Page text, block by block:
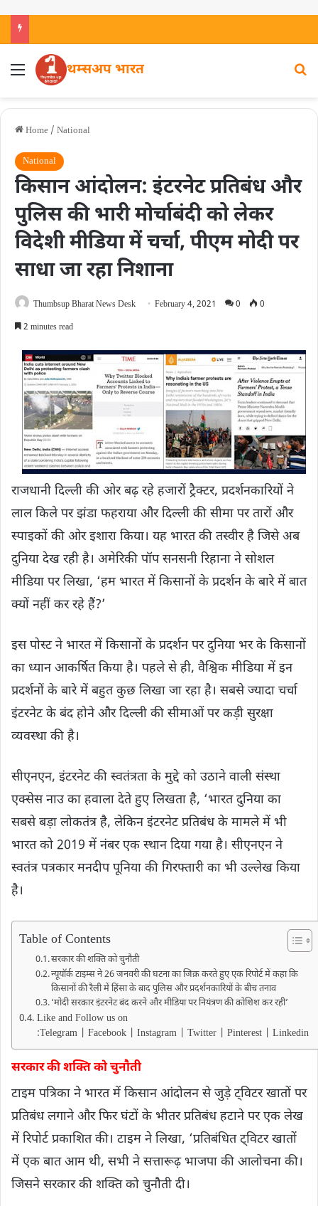
थम्सअप भारत
Home / National
National
किसान आंदोलन: इंटरनेट प्रतिबंध और
पुलिस की भारी मोर्चाबंदी को लेकर
विदेशी मीडिया में चर्चा, पीएम मोदी पर
साधा जा रहा निशाना
Thumbsup Bharat News Desk February 4, 2021 0
0
2 minutes read
राजधानी दिल्ली की ओर बढ़ रहे हजारों ट्रैक्टर, प्रदर्शनकारियों ने
लाल किले पर झंडा फहराया और दिल्ली की सीमा पर तारों और
स्पाइकों की ओर इशारा किया। यह भारत की तस्वीर है जिसे अब
दुनिया देख रही है। अमेरिकी पॉप सनसनी रिहाना ने सोशल
मीडिया पर लिखा, ‘हम भारत में किसानों के प्रदर्शन के बारे में बात
क्यों नहीं कर रहे हैं?’
इस पोस्ट ने भारत में किसानों के प्रदर्शन पर दुनिया भर के किसानों
का ध्यान आकर्षित किया है। पहले से ही, वैश्विक मीडिया में इन
प्रदर्शनों के बारे में बहुत कुछ लिखा जा रहा है। सबसे ज्यादा चर्चा
इंटरनेट के बंद होने और दिल्ली की सीमाओं पर कड़ी सुरक्षा
व्यवस्था की है।
सीएनएन, इंटरनेट की स्वतंत्रता के मुद्दे को उठाने वाली संस्था
एक्सेस नाउ का हवाला देते हुए लिखता है, ‘भारत दुनिया का
सबसे बड़ा लोकतंत्र है, लेकिन इंटरनेट प्रतिबंध के मामले में भी
भारत को 2019 में नंबर एक स्थान दिया गया है। सीएनएन ने
स्वतंत्र पत्रकार मनदीप पूनिया की गिरफ्तारी का भी उल्लेख किया
है।
Table of Contents
सरकार की शक्ति को चुनौती
न्यूयॉर्क टाइम्स ने 26 जनवरी की घटना का जिक्र करते हुए एक रिपोर्ट में कहा कि
किसानों की रैली में हिंसा के बाद पुलिस और प्रदर्शनकारियों के बीच तनाव
‘मोदी सरकार इंटरनेट बंद करने और मीडिया पर नियंत्रण की कोशिश कर रही’
Like and Follow us on
:Telegram | Facebook | Instagram | Twitter | Pinterest | Linkedin
सरकार की शक्ति को चुनौती
टाइम पत्रिका ने भारत में किसान आंदोलन से जुड़े ट्विटर खातों पर
प्रतिबंध लगाने और फिर घंटों के भीतर प्रतिबंध हटाने पर एक लेख
में रिपोर्ट प्रकाशित की। टाइम ने लिखा, ‘प्रतिबंधित ट्विटर खातों
में एक बात आम थी, सभी ने सत्तारूढ़ भाजपा की आलोचना की।
जिसने सरकार की शक्ति को चुनौती दी।